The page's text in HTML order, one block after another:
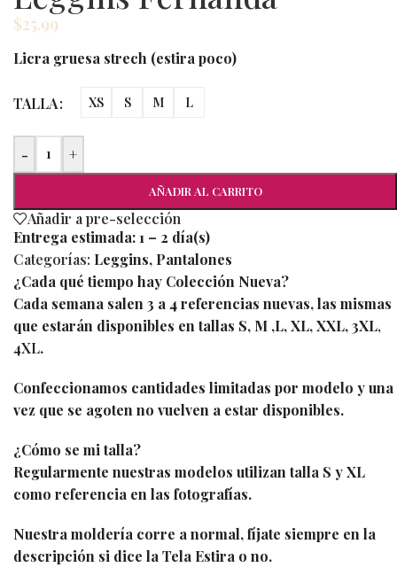
$25.99
Licra gruesa strech (estira poco)
TALLA XS S M L
- +
AÑADIR AL CARRITO
Añadir a pre-selección
Entrega estimada:1 – 2 día(s)
Categorías: Leggins, Pantalones
¿Cada qué tiempo hay Colección Nueva?
Cada semana salen 3 a 4 referencias nuevas, las mismas
que estarán disponibles en tallas S, M ,L, XL, XXL, 3XL,
4XL.
Confeccionamos cantidades limitadas por modelo y una
vez que se agoten no vuelven a estar disponibles.
¿Cómo se mi talla?
Regularmente nuestras modelos utilizan talla S y XL
como referencia en las fotografías.
Nuestra moldería corre a normal, fíjate siempre en la
descripción si dice la Tela Estira o no.